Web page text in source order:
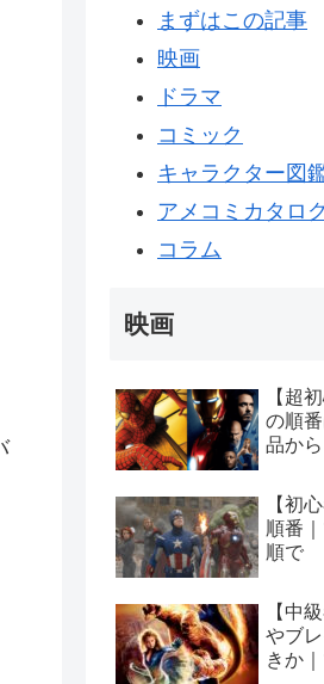
まずはこの記事
映画
ドラマ
コミック
キャラクター図
アメコミカタロ
コラム
映画
【超
の順
品から
【初
順番
順で
【中
やブ
きか